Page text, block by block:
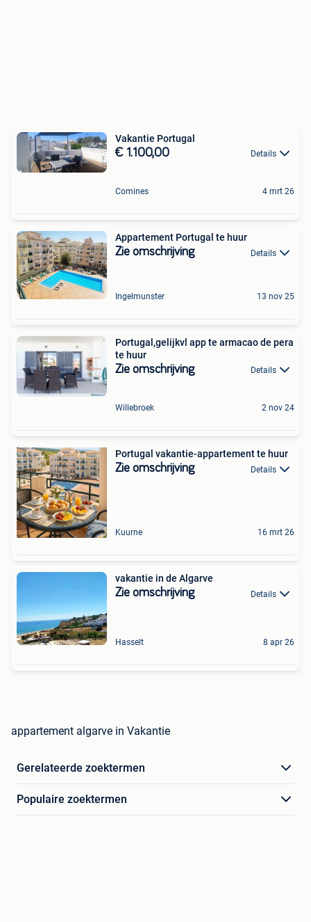
Vakantie Portugal
€ 1.100,00 Details
Comines 4 mrt 26
Appartement Portugal te huur
Zie omschrijving Details
Ingelmunster 13 nov 25
Portugal,gelijkvl app te armacao de pera
te huur
Zie omschrijving Details
Willebroek 2 nov 24
Portugal vakantie-appartement te huur
Zie omschrijving Details
Kuurne 16 mrt 26
vakantie in de Algarve
Zie omschrijving Details
Hasselt 8 apr 26
appartement algarve in Vakantie
Gerelateerde zoektermen
Populaire zoektermen